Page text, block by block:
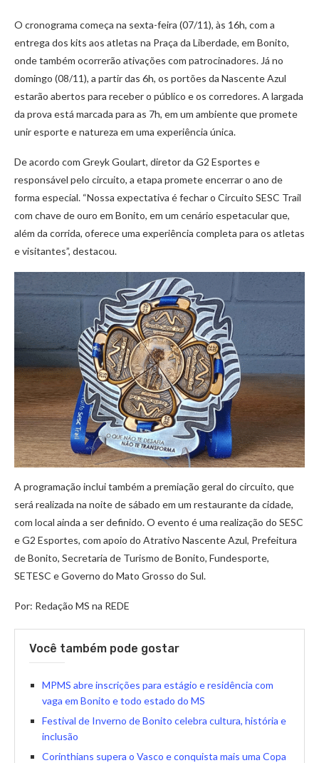
O cronograma começa na sexta-feira (07/11), às 16h, com a
entrega dos kits aos atletas na Praça da Liberdade, em Bonito,
onde também ocorrerão ativações com patrocinadores. Já no
domingo (08/11), a partir das 6h, os portões da Nascente Azul
estarão abertos para receber o público e os corredores. A largada
da prova está marcada para as 7h, em um ambiente que promete
unir esporte e natureza em uma experiência única.
De acordo com Greyk Goulart, diretor da G2 Esportes e
responsável pelo circuito, a etapa promete encerrar o ano de
forma especial. “Nossa expectativa é fechar o Circuito SESC Trail
com chave de ouro em Bonito, em um cenário espetacular que,
além da corrida, oferece uma experiência completa para os atletas
e visitantes”, destacou.
A programação inclui também a premiação geral do circuito, que
será realizada na noite de sábado em um restaurante da cidade,
com local ainda a ser definido. O evento é uma realização do SESC
e G2 Esportes, com apoio do Atrativo Nascente Azul, Prefeitura
de Bonito, Secretaria de Turismo de Bonito, Fundesporte,
SETESC e Governo do Mato Grosso do Sul.
Por: Redação MS na REDE
Você também pode gostar
MPMS abre inscrições para estágio e residência com
vaga em Bonito e todo estado do MS
Festival de Inverno de Bonito celebra cultura, história e
inclusão
Corinthians supera o Vasco e conquista mais uma Copa